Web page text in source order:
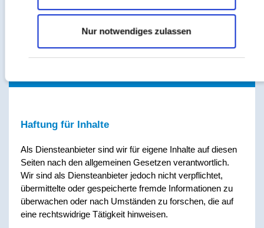
Nur notwendiges zulassen
Haftung für Inhalte
Als Diensteanbieter sind wir für eigene Inhalte auf diesen
Seiten nach den allgemeinen Gesetzen verantwortlich.
Wir sind als Diensteanbieter jedoch nicht verpflichtet,
übermittelte oder gespeicherte fremde Informationen zu
überwachen oder nach Umständen zu forschen, die auf
eine rechtswidrige Tätigkeit hinweisen.